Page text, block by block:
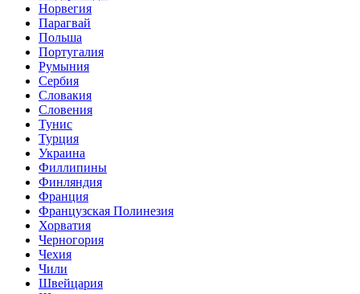
Норвегия
Парагвай
Польша
Португалия
Румыния
Сербия
Словакия
Словения
Тунис
Турция
Украина
Филлипины
Финляндия
Франция
Французская Полинезия
Хорватия
Черногория
Чехия
Чили
Швейцария